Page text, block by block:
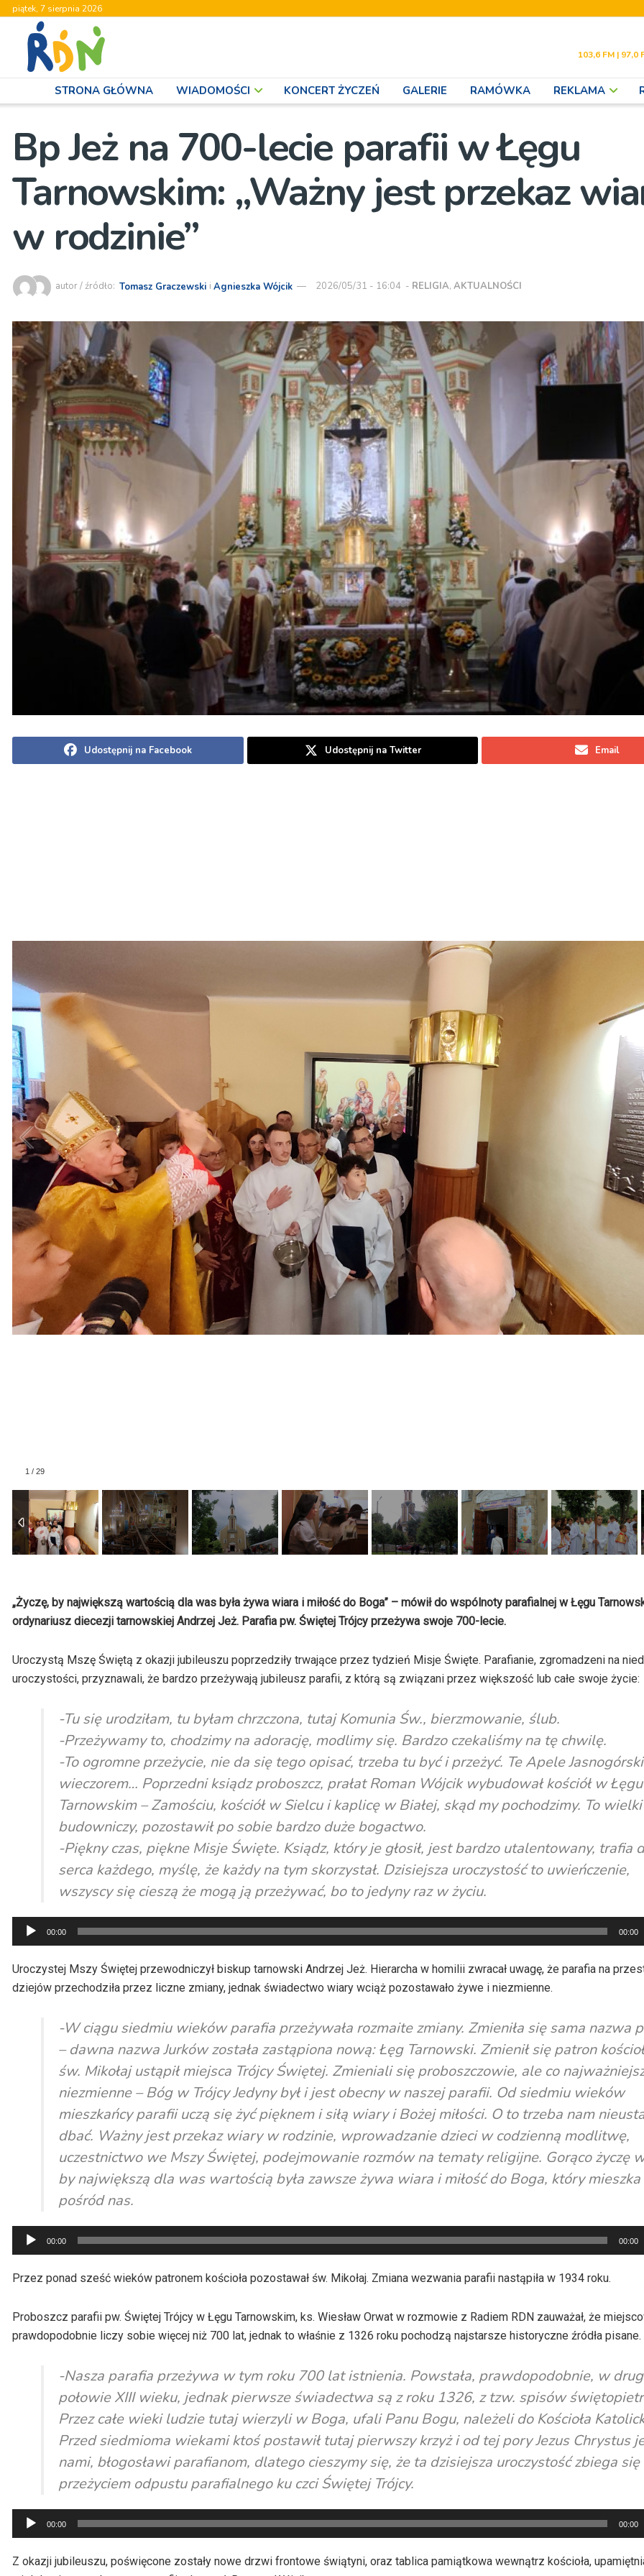
piątek, 7 sierpnia 2026
103,6 FM | 97,0
STRONA GŁÓWNA WIADOMOŚCI KONCERT ŻYCZEŃ GALERIE RAMÓWKA REKLAMA
Bp Jeż na 700-lecie parafii w Łęgu
Tarnowskim: „Ważny jest przekaz
w rodzinie”
autor / źródło: Tomasz Graczewski i Agnieszka Wójcik 2026/05/31 - 16:04 - RELIGIA, AKTUALNOŚCI
Udostępnij na Facebook Udostępnij na Twitter Email
„Życzę, by największą wartością dla was była żywa wiara i miłość do Boga” – mówił do wspólnoty parafialnej w Łęgu
ordynariusz diecezji tarnowskiej Andrzej Jeż. Parafia pw. Świętej Trójcy przeżywa swoje 700-lecie.
Uroczystą Mszę Świętą z okazji jubileuszu poprzedziły trwające przez tydzień Misje Święte. Parafianie, zgromadzeni na
uroczystości, przyznawali, że bardzo przeżywają jubileusz parafii, z którą są związani przez większość lub całe swoje życie:
-Tu się urodziłam, tu byłam chrzczona, tutaj Komunia Św., bierzmowanie, ślub.
-Przeżywamy to, chodzimy na adorację, modlimy się. Bardzo czekaliśmy na tę chwilę.
-To ogromne przeżycie, nie da się tego opisać, trzeba tu być i przeżyć. Te Apele
wieczorem… Poprzedni ksiądz proboszcz, prałat Roman Wójcik wybudował kościół w Łęgu
Tarnowskim – Zamościu, kościół w Sielcu i kaplicę w Białej, skąd my pochodzimy. To wielki
budowniczy, pozostawił po sobie bardzo duże bogactwo.
-Piękny czas, piękne Misje Święte. Ksiądz, który je głosił, jest bardzo utalentowany, trafia
serca każdego, myślę, że każdy na tym skorzystał. Dzisiejsza uroczystość to uwieńczenie,
wszyscy się cieszą że mogą ją przeżywać, bo to jedyny raz w życiu.
Odtwarzacz
plików
dźwiękowych
00:00 00:00
Uroczystej Mszy Świętej przewodniczył biskup tarnowski Andrzej Jeż. Hierarcha w homilii zwracał uwagę, że parafia na
dziejów przechodziła przez liczne zmiany, jednak świadectwo wiary wciąż pozostawało żywe i niezmienne.
-W ciągu siedmiu wieków parafia przeżywała rozmaite zmiany. Zmieniła się sama nazwa
– dawna nazwa Jurków została zastąpiona nową: Łęg Tarnowski. Zmienił się patron
św. Mikołaj ustąpił miejsca Trójcy Świętej. Zmieniali się proboszczowie, ale co
niezmienne – Bóg w Trójcy Jedyny był i jest obecny w naszej parafii. Od siedmiu wieków
mieszkańcy parafii uczą się żyć pięknem i siłą wiary i Bożej miłości. O to trzeba nam
dbać. Ważny jest przekaz wiary w rodzinie, wprowadzanie dzieci w codzienną modlitwę,
uczestnictwo we Mszy Świętej, podejmowanie rozmów na tematy religijne. Gorąco życzę
by największą dla was wartością była zawsze żywa wiara i miłość do Boga, który mieszka
pośród nas.
Odtwarzacz
plików
dźwiękowych
00:00 00:00
Przez ponad sześć wieków patronem kościoła pozostawał św. Mikołaj. Zmiana wezwania parafii nastąpiła w 1934 roku.
Proboszcz parafii pw. Świętej Trójcy w Łęgu Tarnowskim, ks. Wiesław Orwat w rozmowie z Radiem RDN zauważał, że
prawdopodobnie liczy sobie więcej niż 700 lat, jednak to właśnie z 1326 roku pochodzą najstarsze historyczne źródła pisane.
-Nasza parafia przeżywa w tym roku 700 lat istnienia. Powstała, prawdopodobnie, w
połowie XIII wieku, jednak pierwsze świadectwa są z roku 1326, z tzw. spisów
Przez całe wieki ludzie tutaj wierzyli w Boga, ufali Panu Bogu, należeli do Kościoła
Przed siedmioma wiekami ktoś postawił tutaj pierwszy krzyż i od tej pory Jezus Chrystus
nami, błogosławi parafianom, dlatego cieszymy się, że ta dzisiejsza uroczystość zbiega się
przeżyciem odpustu parafialnego ku czci Świętej Trójcy.
Odtwarzacz
plików
dźwiękowych
00:00 00:00
Z okazji jubileuszu, poświęcone zostały nowe drzwi frontowe świątyni, oraz tablica pamiątkowa wewnątrz kościoła,